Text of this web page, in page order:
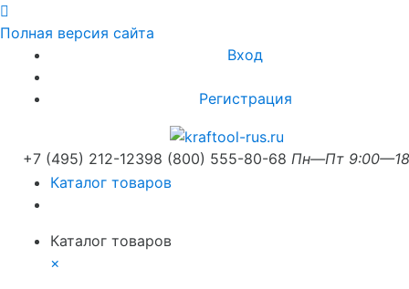
Полная версия сайта
Вход
Регистрация
+7 (495) 212-12398 (800) 555-80-68 Пн—Пт
Каталог товаров
Каталог товаров
×